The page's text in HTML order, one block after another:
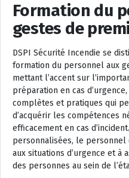
Formation du
gestes de
DSPI Sécurité Incendie se
formation du personnel aux
mettant l’accent sur
préparation en cas
complètes et pratiques qui
d’acquérir les compétences
efficacement en cas
personnalisées, le
aux situations d’urgence et
des personnes au sein de